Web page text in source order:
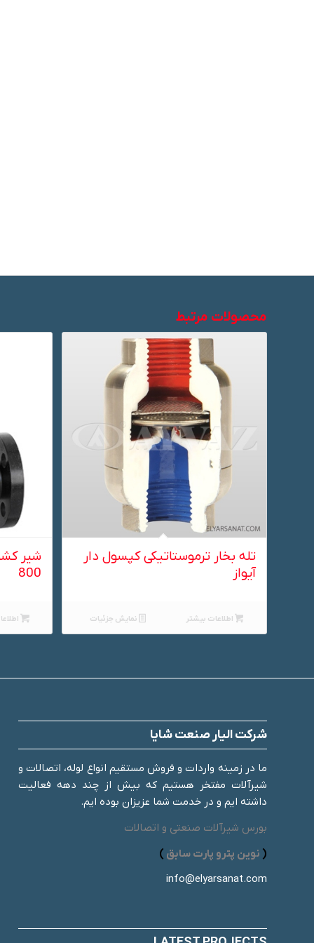
محصولات مرتبط
تله بخار ترموستاتیکی کپسول دار
آیواز
اطلاعات بیشتر نمایش جزئیات
شیر
800
شرکت الیار صنعت شایا
ما در زمینه واردات و فروش مستقیم انواع لوله، اتصالات و
شیرآلات مفتخر هستیم که بیش از چند دهه فعالیت
داشته ایم و در خدمت شما عزیزان بوده ایم.
بورس شیرآلات صنعتی و اتصالات
( نوین پترو پارت سابق )
info@elyarsanat.com